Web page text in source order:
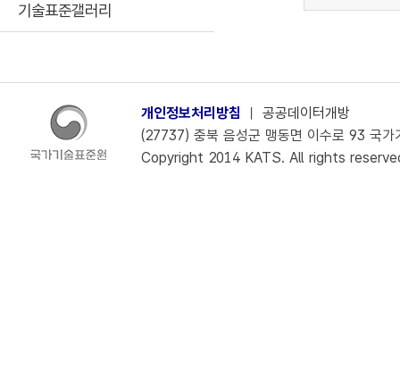
기술표준갤러리
개인정보처리방침 ㅣ 공공데이터개방
(27737) 충북 음성군 맹동면 이수로 93 국
Copyright 2014 KATS. All rights